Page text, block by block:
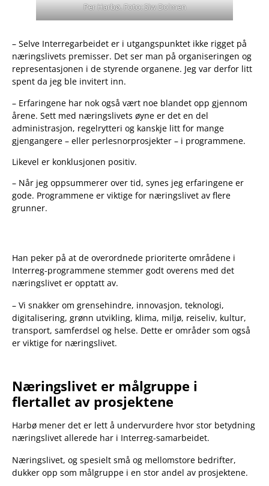
Per Harbø. Foto: Siw Dolmen
– Selve Interregarbeidet er i utgangspunktet ikke rigget på
næringslivets premisser. Det ser man på organiseringen og
representasjonen i de styrende organene. Jeg var derfor litt
spent da jeg ble invitert inn.
– Erfaringene har nok også vært noe blandet opp gjennom
årene. Sett med næringslivets øyne er det en del
administrasjon, regelrytteri og kanskje litt for mange
gjengangere – eller perlesnorprosjekter – i programmene.
Likevel er konklusjonen positiv.
– Når jeg oppsummerer over tid, synes jeg erfaringene er
gode. Programmene er viktige for næringslivet av flere
grunner.
Han peker på at de overordnede prioriterte områdene i
Interreg-programmene stemmer godt overens med det
næringslivet er opptatt av.
– Vi snakker om grensehindre, innovasjon, teknologi,
digitalisering, grønn utvikling, klima, miljø, reiseliv, kultur,
transport, samferdsel og helse. Dette er områder som også
er viktige for næringslivet.
Næringslivet er målgruppe i
flertallet av prosjektene
Harbø mener det er lett å undervurdere hvor stor betydning
næringslivet allerede har i Interreg-samarbeidet.
Næringslivet, og spesielt små og mellomstore bedrifter,
dukker opp som målgruppe i en stor andel av prosjektene.